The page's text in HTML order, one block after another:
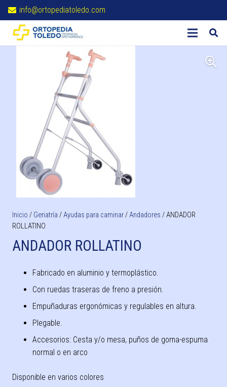
info@ortopediatoledo.com
Inicio / Geriatría /Ayudas para caminar/Andadores / ANDADOR
ROLLATINO
ANDADOR ROLLATINO
Fabricado en aluminio y termoplástico.
Con ruedas traseras de freno a presión.
Empuñaduras ergonómicas y regulables en altura.
Plegable.
Accesorios: Cesta y/o mesa, puños de goma-espuma
normal o en arco
Disponible en varios colores